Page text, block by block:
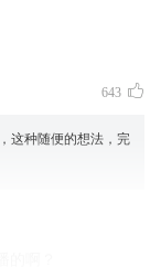
643
这种随便的想法，完
的啊？